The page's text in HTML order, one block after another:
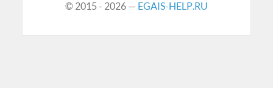
© 2015 - 2026 — EGAIS-HELP.RU